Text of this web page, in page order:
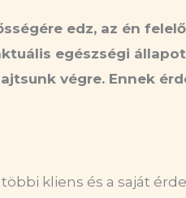
edz, az én
egészségi
végre. Ennek
kliens és a saját